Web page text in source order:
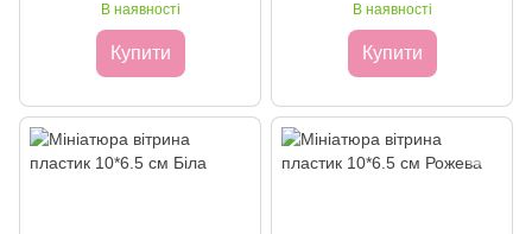
В наявності
Купити
В наявності
Купити